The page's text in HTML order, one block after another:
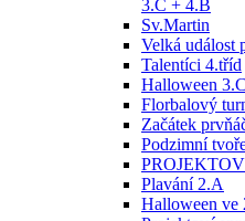
3.C + 4.B
Sv.Martin
Velká událost
Talentíci 4.tříd
Halloween 3.C
Florbalový
Začátek
Podzimní
Plavání 2.A
Halloween ve